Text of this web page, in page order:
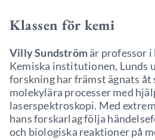
Klassen för kemi
Villy Sundströmär professor i
Kemiska institutionen, Lunds
forskning har främst ägnats åt
molekylära processer med
laserspektroskopi. Med
hans forskarlag följa
och biologiska reaktioner på